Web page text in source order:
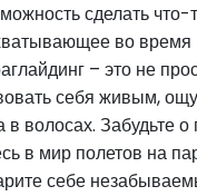
сделать что-
во время
– это не
себя живым,
в волосах. Забудьте
в мир полетов на
себе